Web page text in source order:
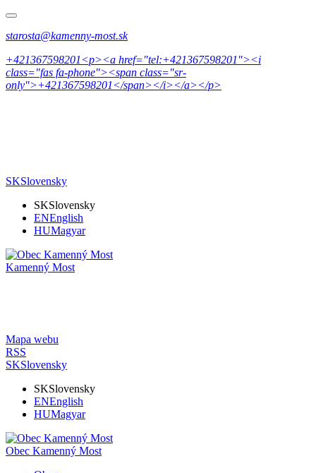
starosta@kamenny-most.sk
+421367598201<p><a href="tel:+421367598201"><i
class="fas fa-phone"><span class="sr-
only">+421367598201</span></i></a></p>
SKSlovensky
SKSlovensky
ENEnglish
HUMagyar
Kamenný Most
Mapa webu
RSS
SKSlovensky
SKSlovensky
ENEnglish
HUMagyar
Obec Kamenný Most